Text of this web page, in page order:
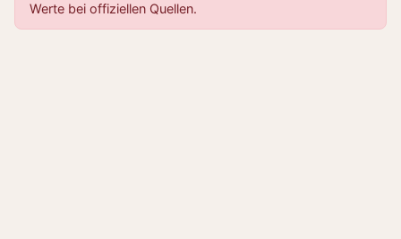
Werte bei offiziellen Quellen.